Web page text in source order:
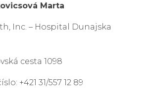
Marta
Inc. – Hospital Dunajska
cesta 1098
+421 31/557 12 89